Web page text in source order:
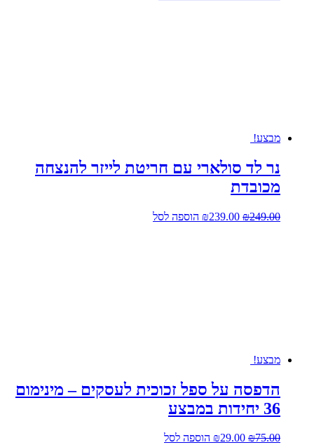
מבצע!
נר לד סולארי עם חריטת לייזר להנצחה
מכובדת
₪249.00
המחיר ₪239.00
המחיר
הוספה לסל
מבצע!
הדפסה על ספל זכוכית לעסקים – מינימום
36 יחידות במבצע
₪75.00
המחיר₪29.00
המחיר
הוספה לסל